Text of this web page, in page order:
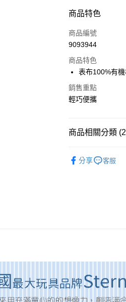
付款方式
信用卡一次付款
LINE Pay
ATM付款
全家取貨付款
商品特色
商品編號
9093944
商品特色
表布100%有機
銷售重點
輕巧便攜
商品相關分類
分享 客服